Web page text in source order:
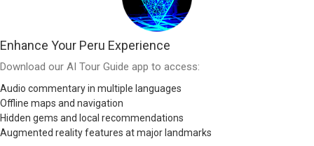
Enhance Your Peru Experience
Download our AI Tour Guide app to access:
Audio commentary in multiple languages
Offline maps and navigation
Hidden gems and local recommendations
Augmented reality features at major landmarks